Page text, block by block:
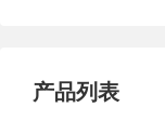
产品列表